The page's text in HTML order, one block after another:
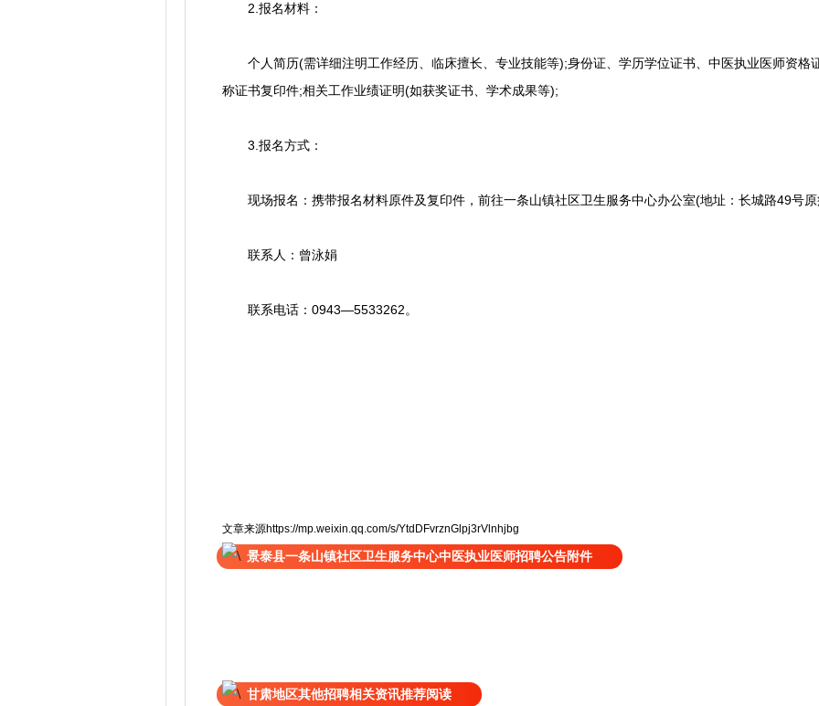
2.报名材料：
个人简历(需详细注明工作经历、临床擅长、专业技能等);身份证、学历学位证书、中医执业医师资格
称证书复印件;相关工作业绩证明(如获奖证书、学术成果等);
3.报名方式：
现场报名：携带报名材料原件及复印件，前往一条山镇社区卫生服务中心办公室(地址：长城路49号
联系人：曾泳娟
联系电话：0943—5533262。
文章来源https://mp.weixin.qq.com/s/YtdDFvrznGlpj3rVlnhjbg
景泰县一条山镇社区卫生服务中心中医执业医师招聘公告附件
甘肃地区其他招聘相关资讯推荐阅读